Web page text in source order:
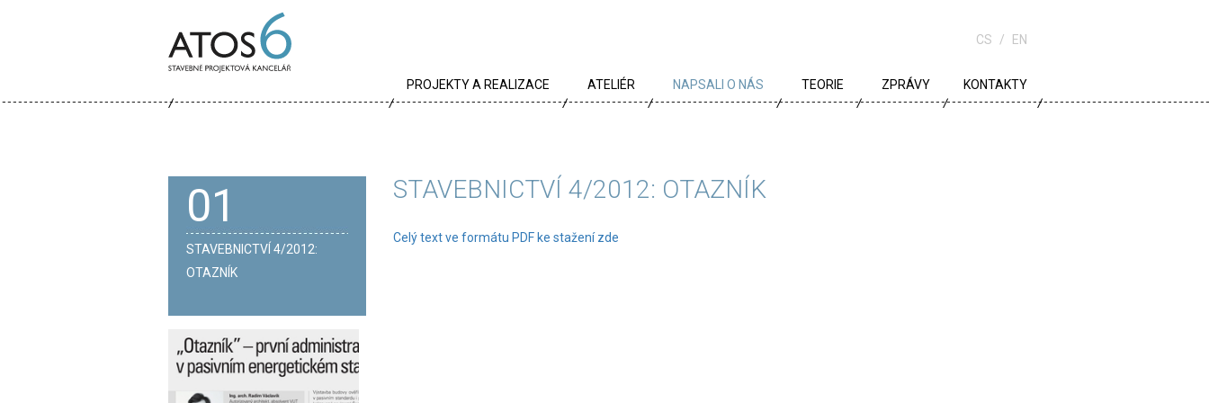
6
CS EN
PROJEKTY A REALIZACE
ARCHÍV
ATELIÉR
KRÉDA
KARIÉRA
NAPSALI O NÁS TEORIE ZPRÁVY KONTAKTY
01
STAVEBNICTVÍ 4/2012:
OTAZNÍK
STAVEBNICTVÍ 4/2012: OTAZNÍK
Celý text ve formátu PDF ke stažení zde